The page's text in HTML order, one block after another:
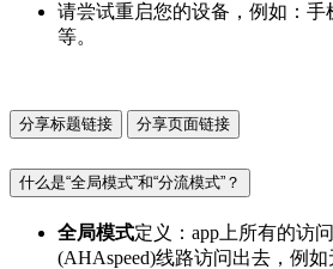
请尝试重启您的设备，例如：
等。
分享标题链接 分享页面链接
什么是“全局模式”和“分流模式”？
全局模式定义：app上所有的访
(AHAspeed)线路访问出去，例